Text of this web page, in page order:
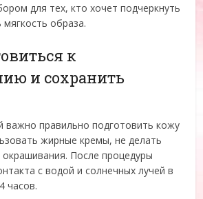
для тех, кто хочет подчеркнуть
мягкость образа.
к
и сохранить
важно правильно подготовить кожу
жирные кремы, не делать
окрашивания. После процедуры
с водой и солнечных лучей в
часов.